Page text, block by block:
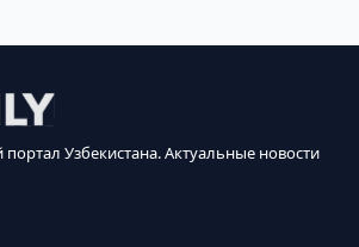
Узбекистана. Актуальные новости